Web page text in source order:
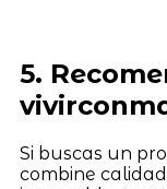
5.
Si buscas un
combine